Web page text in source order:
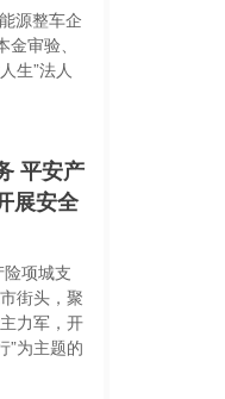
源整车企
审验、
生”法人
平安产
展安全
项城支
街头，聚
力军，开
”为主题的